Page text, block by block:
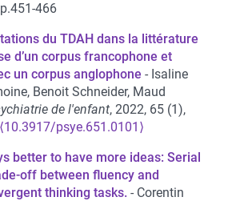
466
du TDAH dans la littérature
d’un corpus francophone et
un corpus anglophone
Isaline
Benoit Schneider, Maud
de l'enfant, 2022, 65 (1),
⟨10.3917/psye.651.0101⟩
better to have more ideas: Serial
off between fluency and
thinking tasks.
Corentin